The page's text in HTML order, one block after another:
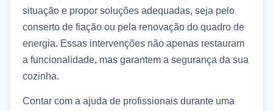
situação e propor soluções adequadas, seja pelo
conserto de fiação ou pela renovação do quadro de
energia. Essas intervenções não apenas restauram
a funcionalidade, mas garantem a segurança da sua
cozinha.
Contar com a ajuda de profissionais durante uma